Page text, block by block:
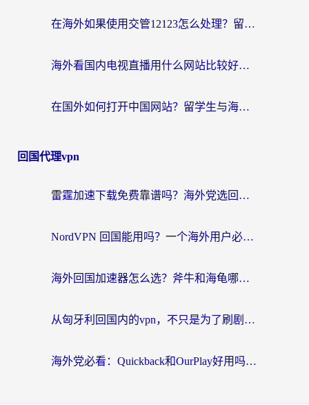
在海外如果使用交管12123怎么处理？留学生亲测有效的回国加速方案
海外看国内电视直播用什么网站比较好？一篇解决你所有追剧难题的实用指南
在国外如何打开中国网站？留学生与海外华人的无缝访问指南
回国代理vpn
雷霆加速下载免费靠谱吗？海外党选回国加速器的避坑指南（附热门工具对比）
NordVPN 回国能用吗？一个海外用户必须面对的真实困境
海外回国加速器怎么选？斧牛和海龟哪个好？一篇帮你避开坑的实用指南
从匈牙利回国内的vpn，不只是为了刷剧那么简单
海外党必看：Quickback和OurPlay好用吗？3分钟选对回国加速器，无缝刷剧玩游戏